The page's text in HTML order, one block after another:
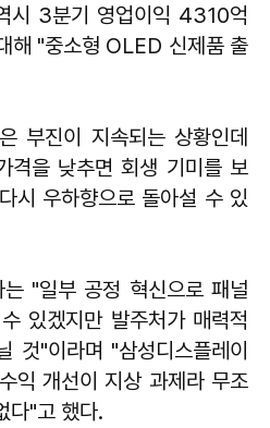
시 3분기 영업이익 4310억
해 "중소형 OLED 신제품 출
부진이 지속되는 상황인데
격을 낮추면 회생 기미를 보
시 우하향으로 돌아설 수 있
"일부 공정 혁신으로 패널
있겠지만 발주처가 매력적
것"이라며 "삼성디스플레이
익 개선이 지상 과제라 무조
다"고 했다.